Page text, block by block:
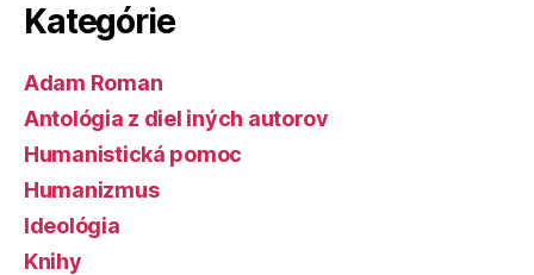
Kategórie
Adam Roman
Antológia z diel iných autorov
Humanistická pomoc
Humanizmus
Ideológia
Knihy